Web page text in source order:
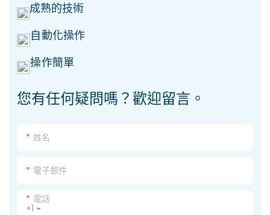
成熟的技術
自動化操作
操作簡單
您有任何疑問嗎？歡迎留言。
姓名
電子郵件
+1
電話